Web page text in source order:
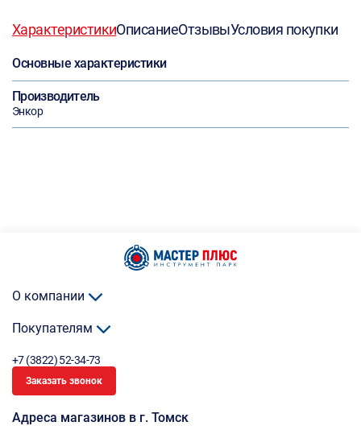
ХарактеристикиОписаниеОтзывыУсловия покупки
Основные характеристики
Производитель
Энкор
О компании
Покупателям
+7 (3822) 52-34-73
Заказать звонок
Адреса магазинов в г. Томск